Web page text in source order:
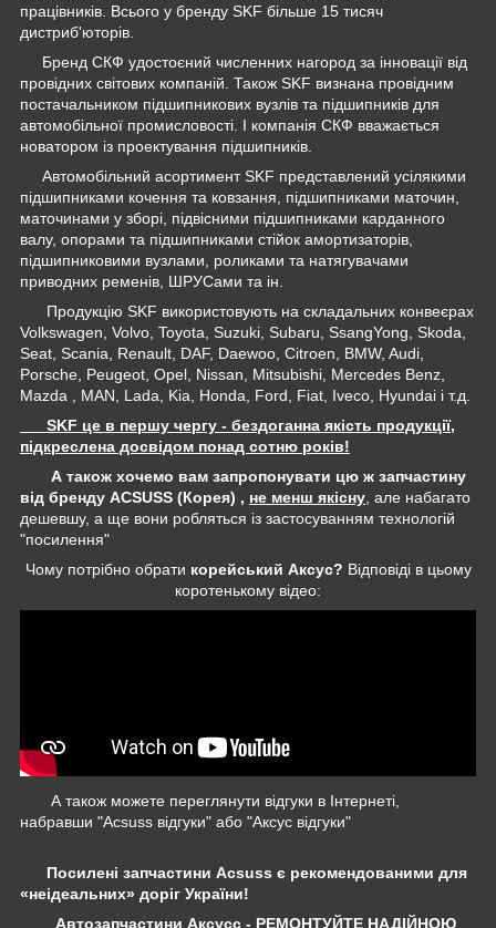
працівників. Всього у бренду SKF більше 15 тисяч
дистриб'юторів.
Бренд СКФ удостоєний численних нагород за інновації від
провідних світових компаній. Також SKF визнана провідним
постачальником підшипникових вузлів та підшипників для
автомобільної промисловості. І компанія СКФ вважається
новатором із проектування підшипників.
Автомобільний асортимент SKF представлений усілякими
підшипниками кочення та ковзання, підшипниками маточин,
маточинами у зборі, підвісними підшипниками карданного
валу, опорами та підшипниками стійок амортизаторів,
підшипниковими вузлами, роликами та натягувачами
приводних ременів, ШРУСами та ін.
Продукцію SKF використовують на складальних конвеєрах
Volkswagen, Volvo, Toyota, Suzuki, Subaru, SsangYong, Skoda,
Seat, Scania, Renault, DAF, Daewoo, Citroen, BMW, Audi,
Porsche, Peugeot, Opel, Nissan, Mitsubishi, Mercedes Benz,
Mazda , MAN, Lada, Kia, Honda, Ford, Fiat, Iveco, Hyundai і т.д.
SKF це в першу чергу - бездоганна якість продукції,
підкреслена досвідом понад сотню років!
А також хочемо вам запропонувати цю ж запчастину
від бренду ACSUSS (Корея) , не менш якісну , але набагато
дешевшу, а ще вони робляться із застосуванням технологій
"посилення"
Чому потрібно обрати корейський Аксус? Відповіді в цьому
коротенькому відео:
А також можете переглянути відгуки в Інтернеті,
набравши "Acsuss відгуки" або "Аксус відгуки"
Посилені запчастини Acsuss є рекомендованими для
«неідеальних» доріг України!
Автозапчастини Аксусс - РЕМОНТУЙТЕ НАДІЙНОЮ